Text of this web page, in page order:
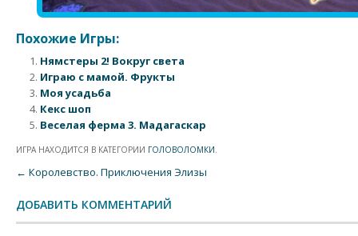
Похожие Игры:
Нямстеры 2! Вокруг света
Играю с мамой. Фрукты
Моя усадьба
Кекс шоп
Веселая ферма 3. Мадагаскар
ИГРА НАХОДИТСЯ В КАТЕГОРИИ ГОЛОВОЛОМКИ.
Post navigation
← Королевство. Приключения Элизы
ДОБАВИТЬ КОММЕНТАРИЙ